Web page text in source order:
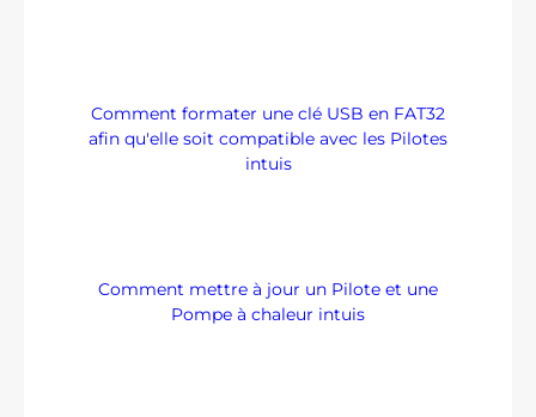
Comment formater une clé USB en FAT32
afin qu'elle soit compatible avec les Pilotes
intuis
Comment mettre à jour un Pilote et une
Pompe à chaleur intuis